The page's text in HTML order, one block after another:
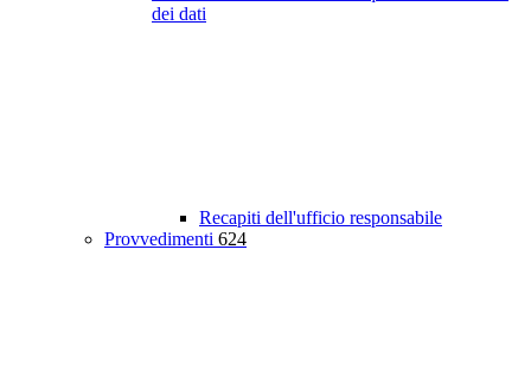
dei dati
Recapiti dell'ufficio responsabile
Provvedimenti 624